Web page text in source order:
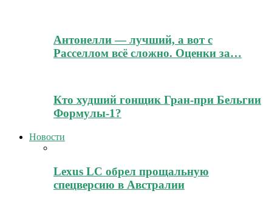
Антонелли — лучший, а вот с
Расселлом всё сложно. Оценки за…
Кто худший гонщик Гран-при Бельгии
Формулы-1?
Новости
Lexus LC обрел прощальную
спецверсию в Австралии